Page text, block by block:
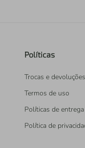
Políticas
Trocas e devoluções
Termos de uso
Políticas de entrega
Política de